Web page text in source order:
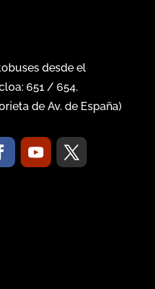
desde el
651/ 654.
de Av. de España)